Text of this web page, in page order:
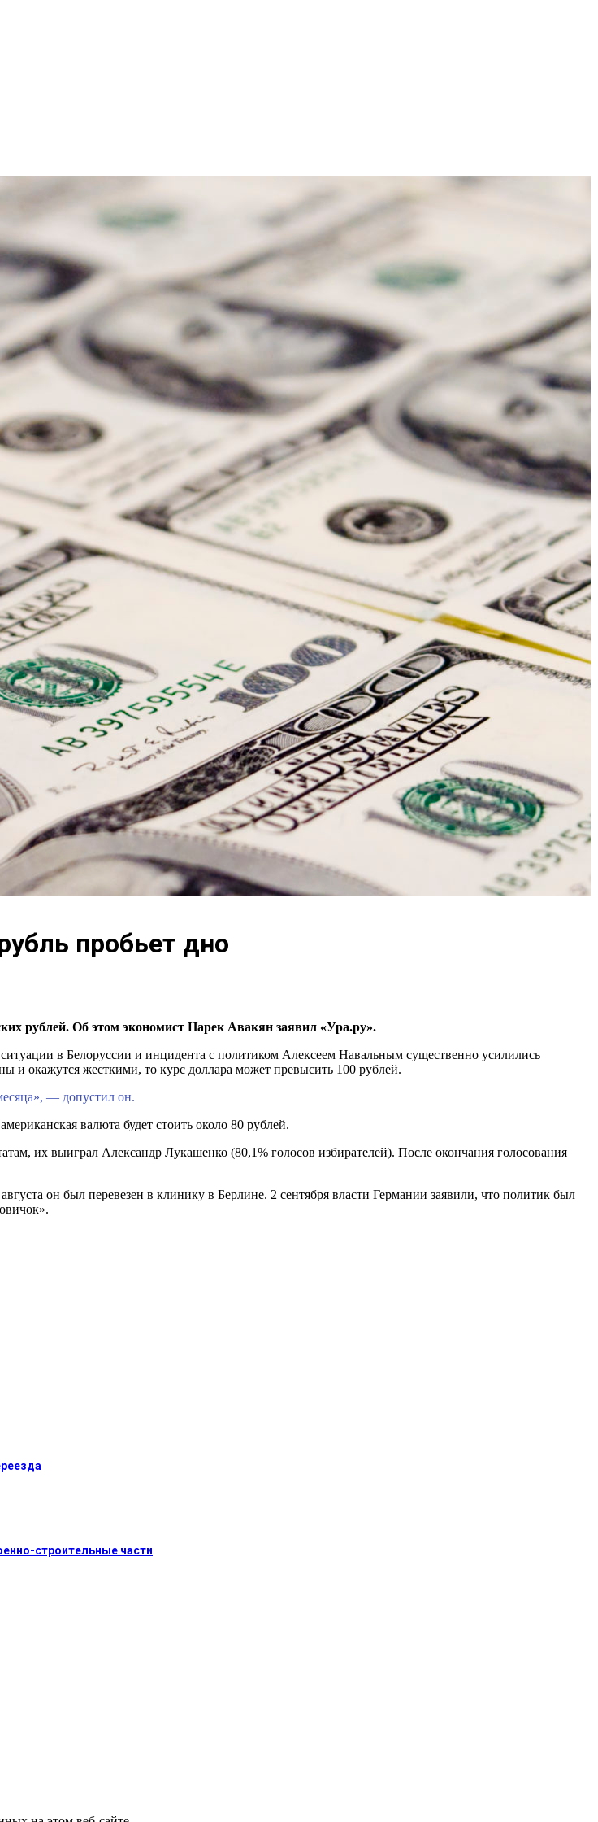
пробьет дно
рублей. Об этом экономист Нарек Авакян заявил «Ура.ру».
в Белоруссии и инцидента с политиком Алексеем Навальным существенно усилились
и окажутся жесткими, то курс доллара может превысить 100 рублей.
— допустил он.
валюта будет стоить около 80 рублей.
их выиграл Александр Лукашенко (80,1% голосов избирателей). После окончания голосования
он был перевезен в клинику в Берлине. 2 сентября власти Германии заявили, что политик был
строительные части